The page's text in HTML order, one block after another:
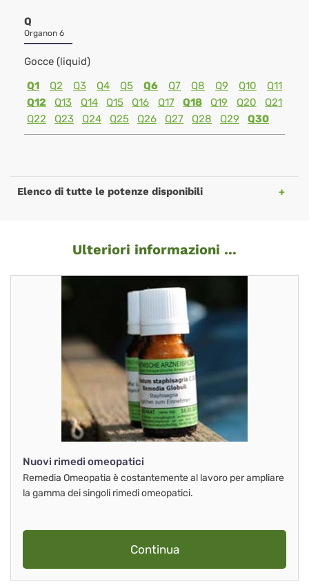
Q
Organon 6
Gocce (liquid)
Q1
Q2 Q3 Q4 Q5 Q6 Q7 Q8 Q9 Q10
Q11
Q12
Q13 Q14 Q15 Q16 Q17 Q18 Q19 Q20
Q21
Q22
Q23 Q24 Q25 Q26 Q27 Q28 Q29 Q30
Elenco di tutte le potenze disponibili
Ulteriori informazioni ...
Nuovi rimedi omeopatici
Remedia Omeopatia è costantemente al lavoro per ampliare
la gamma dei singoli rimedi omeopatici.
Continua